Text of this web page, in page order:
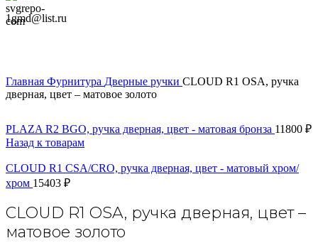
1gmd@list.ru
Главная Фурнитура Дверные ручки CLOUD R1 OSA, ручка
дверная, цвет – матовое золото
PLAZA R2 BGO, ручка дверная, цвет - матовая бронза 11800 ₽
Назад к товарам
CLOUD R1 CSA/CRO, ручка дверная, цвет - матовый хром/
хром 15403 ₽
CLOUD R1 OSA, ручка дверная, цвет –
матовое золото